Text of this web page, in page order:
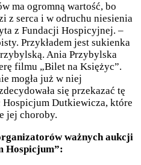
ma ogromną wartość, bo
z serca i w odruchu niesienia
z Fundacji Hospicyjnej. –
Przykładem jest sukienka
Ania Przybylska
filmu „Bilet na Księżyc”.
mogła już w niej
się przekazać tę
Hospicjum Dutkiewicza, które
jej choroby.
ważnych aukcji
Hospicjum”: